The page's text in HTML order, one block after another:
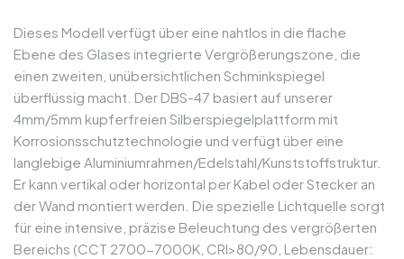
Dieses Modell verfügt über eine nahtlos in die flache
Ebene des Glases integrierte Vergrößerungszone, die
einen zweiten, unübersichtlichen Schminkspiegel
überflüssig macht. Der DBS-47 basiert auf unserer
4mm/5mm kupferfreien Silberspiegelplattform mit
Korrosionsschutztechnologie und verfügt über eine
langlebige Aluminiumrahmen/Edelstahl/Kunststoffstruktur.
Er kann vertikal oder horizontal per Kabel oder Stecker an
der Wand montiert werden. Die spezielle Lichtquelle sorgt
für eine intensive, präzise Beleuchtung des vergrößerten
Bereichs (CCT 2700-7000K, CRI>80/90, Lebensdauer: